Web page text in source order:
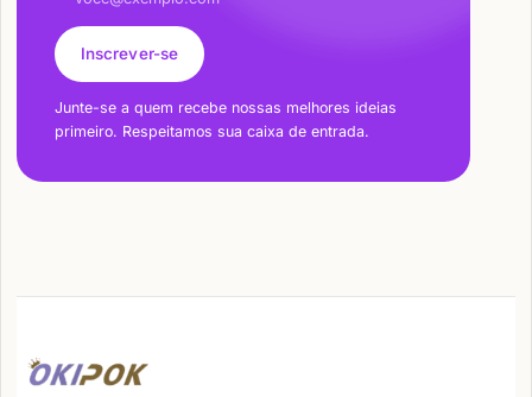
Inscrever-se
Junte-se a quem recebe nossas melhores ideias
primeiro. Respeitamos sua caixa de entrada.